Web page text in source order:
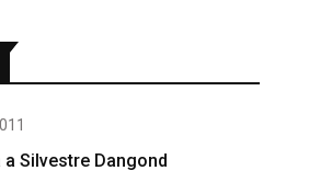
Silvestre Dangond